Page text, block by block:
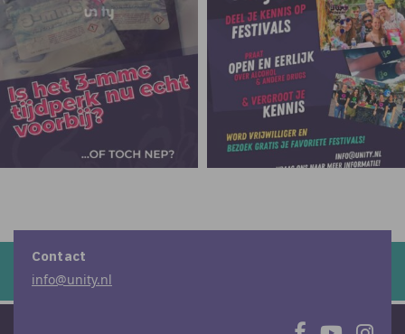
Contact
info@unity.nl